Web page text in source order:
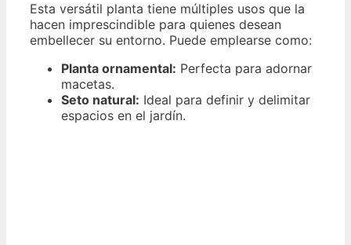
Esta versátil planta tiene múltiples usos que la
hacen imprescindible para quienes desean
embellecer su entorno. Puede emplearse como:
Planta ornamental: Perfecta para adornar
macetas.
Seto natural: Ideal para definir y delimitar
espacios en el jardín.